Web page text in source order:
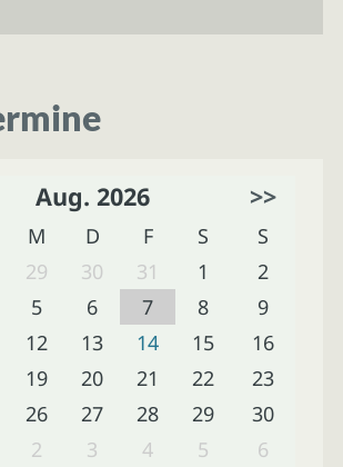
Aug. 2026 >>
M D F S
S
29 30 31 1
2
5 6 7 8
9
12 13 14 15
16
19 20 21 22
23
26 27 28 29
30
2 3 4 5 6